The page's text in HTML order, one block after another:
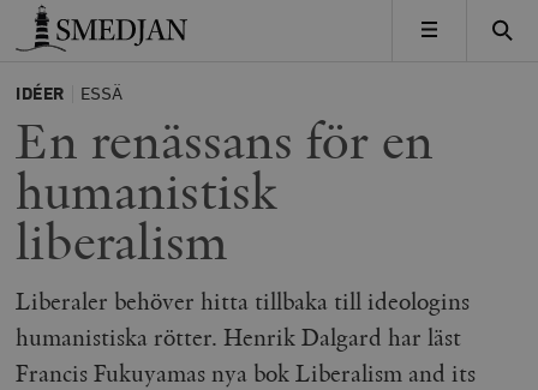
Timbro
MENY
IDÉER ESSÄ
En renässans för en
humanistisk
liberalism
Liberaler behöver hitta tillbaka till ideologins
humanistiska rötter. Henrik Dalgard har läst
Francis Fukuyamas nya bok Liberalism and its